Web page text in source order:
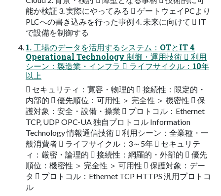
能か検証 3. 実際にやってみる  ゲートウェイPCより
PLCへの書き込みを行った事例 4. 未来に向けて  IT
で設備を制御する
1. 工場のデータを活用するシステム：OTとIT 4
Operational Technology 制御・運用技術  利用
シーン：製造業・インフラ  ライフサイクル：10年
以上
 セキュリティ：寛容・物理的  接続性：限定的・
内部的  優先順位：可用性 ＞ 完全性 ＞ 機密性  保
護対象：安全・設備・操業  プロトコル：Ethernet
TCP, UDP OPC-UA 独自プロトコル Information
Technology 情報通信技術  利用シーン：全業種・一
般消費者  ライフサイクル：3～5年  セキュリテ
ィ：厳密・論理的  接続性：網羅的・外部的  優先
順位：機密性 ＞ 完全性 ＞ 可用性  保護対象：デー
タ  プロトコル：Ethernet TCP HTTPS 汎用プロトコ
ル